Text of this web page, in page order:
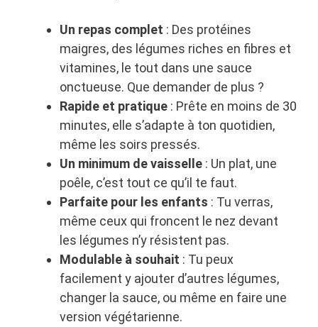
Un repas complet : Des protéines
maigres, des légumes riches en fibres et
vitamines, le tout dans une sauce
onctueuse. Que demander de plus ?
Rapide et pratique : Prête en moins de 30
minutes, elle s’adapte à ton quotidien,
même les soirs pressés.
Un minimum de vaisselle : Un plat, une
poêle, c’est tout ce qu’il te faut.
Parfaite pour les enfants : Tu verras,
même ceux qui froncent le nez devant
les légumes n’y résistent pas.
Modulable à souhait : Tu peux
facilement y ajouter d’autres légumes,
changer la sauce, ou même en faire une
version végétarienne.